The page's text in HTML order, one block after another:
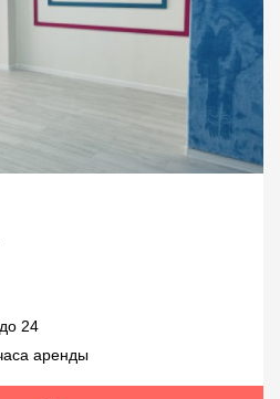
до 24
аренды